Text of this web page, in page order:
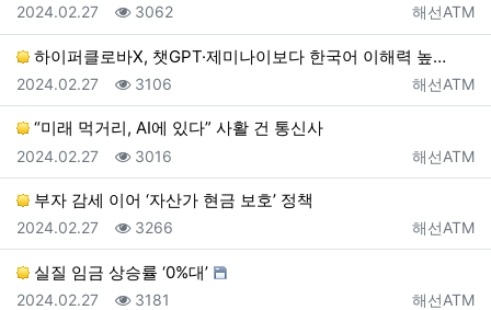
등록자
해선ATM
등록일
2024.02.27 조회
3062
하이퍼클로바X, 챗GPT·제미나이보다 한국어 이해력 높…
등록자
해선ATM
등록일
2024.02.27 조회
3106
“미래 먹거리, AI에 있다” 사활 건 통신사
등록자
해선ATM
등록일
2024.02.27 조회
3016
부자 감세 이어 ‘자산가 현금 보호’ 정책
등록자
해선ATM
등록일
2024.02.27 조회
3266
실질 임금 상승률 ‘0%대’
등록자
해선ATM
등록일
2024.02.27 조회
3181